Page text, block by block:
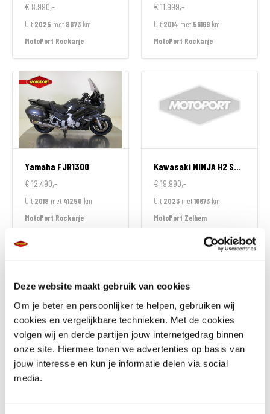
Deze website maakt gebruik van cookies
Om je beter en persoonlijker te helpen, gebruiken wij
cookies en vergelijkbare technieken. Met de cookies
volgen wij en derde partijen jouw internetgedrag binnen
onze site. Hiermee tonen we advertenties op basis van
jouw interesse en kun je informatie delen via social
media.
€ 8.990,-
Uit 2025 met 8873 km
MotoPort Rockanje
€ 11.999,-
Uit 2014 met 56169 km
MotoPort Rockanje
Yamaha FJR1300
€ 12.490,-
Uit 2018 met 41250 km
MotoPort Rockanje
Kawasaki NINJA H2 SX SPECIAL EDITION
€ 19.990,-
Uit 2023 met16673 km
MotoPort Zelhem
BMW
F 900 R
€ 10.490,-
Uit2026
Honda
ADV 350
€ 8.299,-